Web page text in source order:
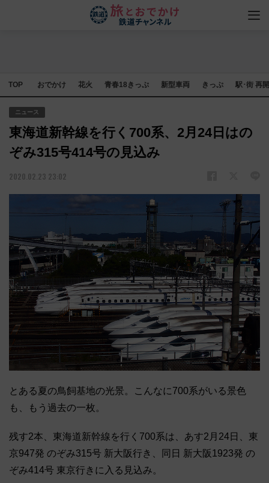
TOP おでかけ 花火 青春18きっぷ 新型車両 きっぷ 駅･街 再
ニュース
東海道新幹線を行く700系、2月24日はの
ぞみ315号414号の見込み
2020.02.23 23:02
とある夏の鳥飼基地の光景。こんなに700系がいる景色
も、もう過去の一枚。
残す2本、東海道新幹線を行く700系は、あす2月24日、東
京947発 のぞみ315号 新大阪行き、同日 新大阪1923発 の
ぞみ414号 東京行きに入る見込み。